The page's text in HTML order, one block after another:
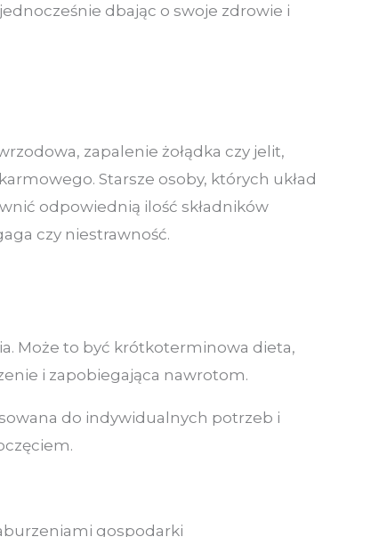
dbając o swoje zdrowie i
zapalenie żołądka czy jelit,
Starsze osoby, których układ
odpowiednią ilość składników
czy niestrawność.
Może to być krótkoterminowa dieta,
i zapobiegająca nawrotom.
do indywidualnych potrzeb i
gospodarki